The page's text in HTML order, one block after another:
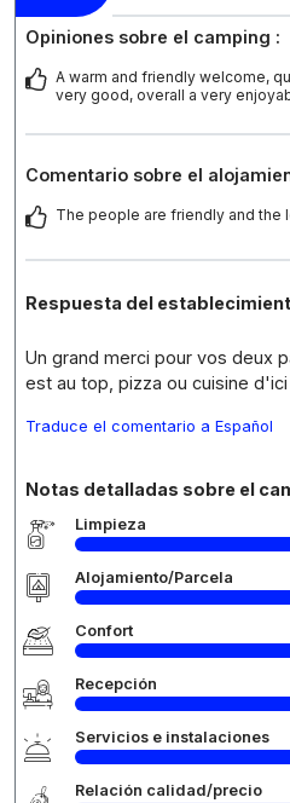
Opiniones sobre el camping :
A warm and friendly welcome,
very good, overall a very
Comentario sobre el
The people are friendly and the
Respuesta del
Un grand merci pour vos deux
est au top, pizza ou cuisine
Traduce el comentario a Español
Notas detalladas sobre el
Limpieza
Alojamiento/Parcela
Confort
Recepción
Servicios e instalaciones
Relación calidad/precio